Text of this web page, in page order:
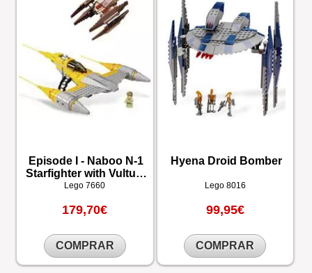
Episode I - Naboo N-1
Starfighter with Vulture
Droid
Lego 7660
179,70€
COMPRAR
Hyena Droid Bomber
Lego 8016
99,95€
COMPRAR